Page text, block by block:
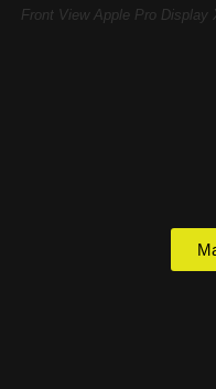
Front View Apple Pro